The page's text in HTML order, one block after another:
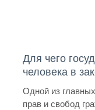
Для чего
человека в
Одной из
прав и свобод